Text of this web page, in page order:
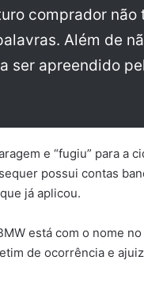
comprador não
Além de
ser apreendido
e “fugiu” para a
possui contas
já aplicou.
está com o nome
de ocorrência e